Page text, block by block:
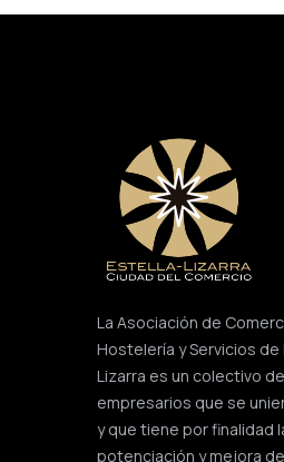
La Asociación de
Hostelería y Servicios de
Lizarra es un colectivo de
empresarios que se
y que tiene por finalidad
potenciación y mejora